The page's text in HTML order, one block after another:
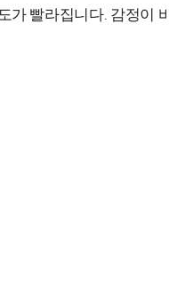
가 빨라집니다. 감정이